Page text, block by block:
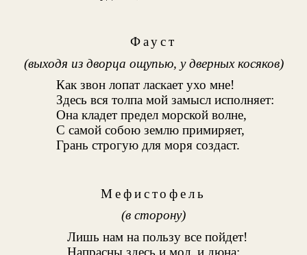
Фауст
(выходя из дворца ощупью, у дверных косяков)
Как звон лопат ласкает ухо мне!
Здесь вся толпа мой замысл исполняет:
Она кладет предел морской волне,
С самой собою землю примиряет,
Грань строгую для моря создаст.
Мефистофель
(в сторону)
Лишь нам на пользу все пойдет!
Напрасны здесь и мол, и дюна: